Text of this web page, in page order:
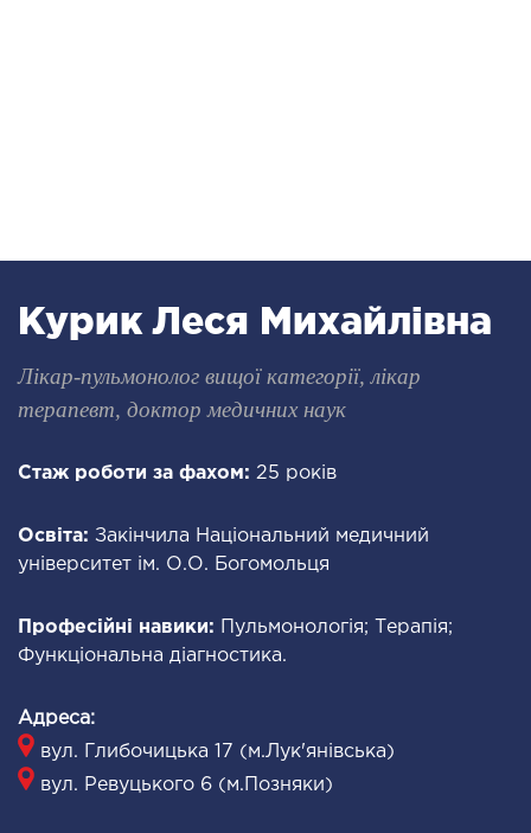
ХІРУРГІЯ
в гінекології
в онкології
в хірургії
ТА ОНКОХІРУРГІЯ
та онкохірургія
НАПРЯМ
Курик Леся Михайлівна
Лікар-пульмонолог вищої категорії, лікар
терапевт, доктор медичних наук
Стаж роботи за фахом: 25 років
Освіта: Закінчила Національний медичний
університет ім. О.О. Богомольця
Професійні навики: Пульмонологія; Терапія;
Функціональна діагностика.
Адреса:
вул. Глибочицька 17 (м.Лук'янівська)
вул. Ревуцького 6 (м.Позняки)